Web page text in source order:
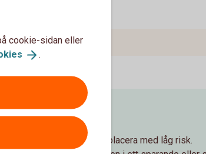
passar dig som vill placera med låg risk.
cookie-sidan eller
.